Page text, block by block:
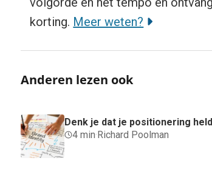
korting. Meer weten?
Anderen lezen ook
Denk je dat je positionering
4 min·Richard Poolman